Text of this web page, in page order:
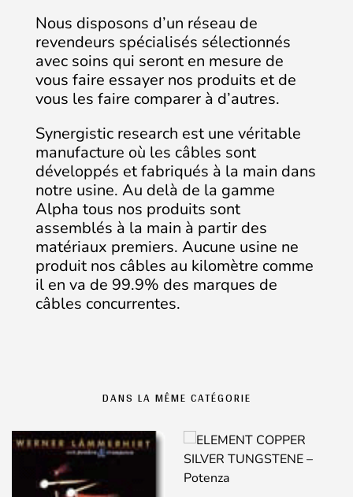
Nous disposons d’un réseau de
revendeurs spécialisés sélectionnés
avec soins qui seront en mesure de
vous faire essayer nos produits et de
vous les faire comparer à d’autres.
Synergistic research est une véritable
manufacture où les câbles sont
développés et fabriqués à la main dans
notre usine. Au delà de la gamme
Alpha tous nos produits sont
assemblés à la main à partir des
matériaux premiers. Aucune usine ne
produit nos câbles au kilomètre comme
il en va de 99.9% des marques de
câbles concurrentes.
DANS LA MÊME CATÉGORIE